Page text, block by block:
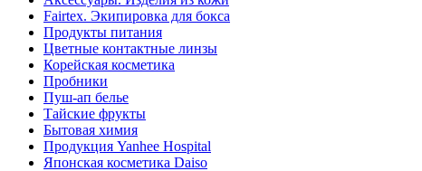
Fairtex. Экипировка для бокса
Продукты питания
Цветные контактные линзы
Корейская косметика
Пробники
Пуш-ап белье
Тайские фрукты
Бытовая химия
Продукция Yanhee Hospital
Японская косметика Daiso